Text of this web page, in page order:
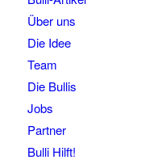
Über uns
Die Idee
Team
Die Bullis
Jobs
Partner
Bulli Hilft!